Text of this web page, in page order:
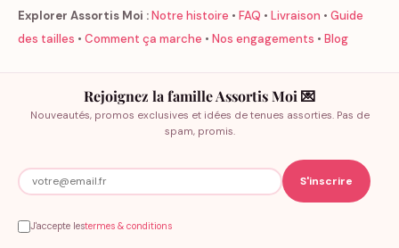
Explorer Assortis Moi :Notre histoire • FAQ • Livraison • Guide
des tailles • Comment ça marche • Nos engagements • Blog
Rejoignez la famille Assortis Moi 💌
Nouveautés, promos exclusives et idées de tenues assorties. Pas de
spam, promis.
J'accepte lestermes & conditions